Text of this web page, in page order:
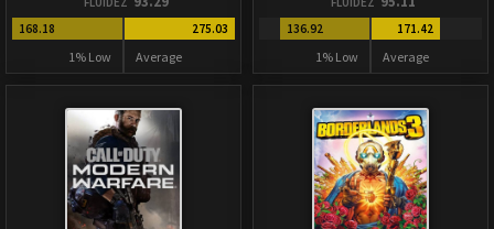
168.18
1% Low
275.03
Average
136.92
1% Low
171.42
Average